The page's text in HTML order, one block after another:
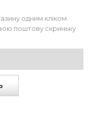
одним кліком.
поштову скриньку